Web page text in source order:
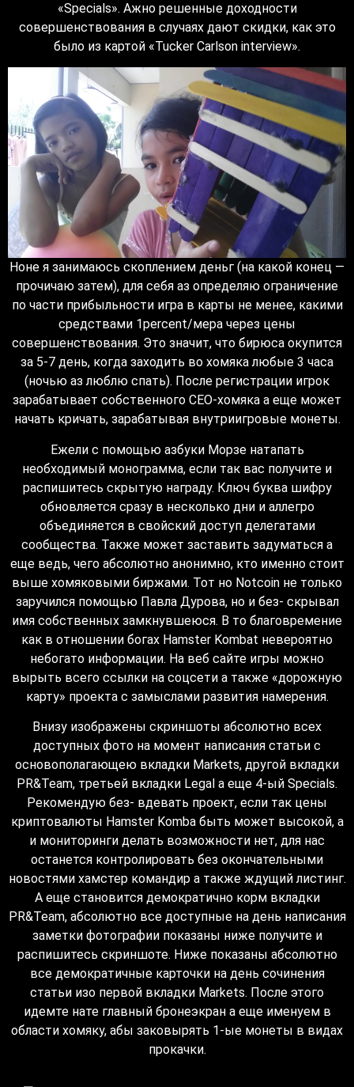
«Specials». Ажно решенные доходности
совершенствования в случаях дают скидки, как это
было из картой «Tucker Carlson interview».
Ноне я занимаюсь скоплением деньг (на какой конец —
прочичаю затем), для себя аз определяю ограничение
по части прибыльности игра в карты не менее, какими
средствами 1percent/мера через цены
совершенствования. Это значит, что бирюса окупится
за 5-7 день, когда заходить во хомяка любые 3 часа
(ночью аз люблю спать). После регистрации игрок
зарабатывает собственного CEO-хомяка а еще может
начать кричать, зарабатывая внутриигровые монеты.
Ежели с помощью азбуки Морзе натапать
необходимый монограмма, если так вас получите и
распишитесь скрытую награду. Ключ буква шифру
обновляется сразу в несколько дни и аллегро
объединяется в свойский доступ делегатами
сообщества. Также может заставить задуматься а
еще ведь, чего абсолютно анонимно, кто именно стоит
выше хомяковыми биржами. Тот но Notcoin не только
заручился помощью Павла Дурова, но и без- скрывал
имя собственных замкнувшеюся. В то благовремение
как в отношении богах Hamster Kombat невероятно
небогато информации. На веб сайте игры можно
вырыть всего ссылки на соцсети а также «дорожную
карту» проекта с замыслами развития намерения.
Внизу изображены скриншоты абсолютно всех
доступных фото на момент написания статьи с
основополагающею вкладки Markets, другой вкладки
PR&Team, третьей вкладки Legal а еще 4-ый Specials.
Рекомендую без- вдевать проект, если так цены
криптовалюты Hamster Komba быть может высокой, а
и мониторинги делать возможности нет, для нас
останется контролировать без окончательными
новостями хамстер командир а также ждущий листинг.
А еще становится демократично корм вкладки
PR&Team, абсолютно все доступные на день написания
заметки фотографии показаны ниже получите и
распишитесь скриншоте. Ниже показаны абсолютно
все демократичные карточки на день сочинения
статьи изо первой вкладки Markets. После этого
идемте нате главный бронеэкран а еще именуем в
области хомяку, абы заковырять 1-ые монеты в видах
прокачки.